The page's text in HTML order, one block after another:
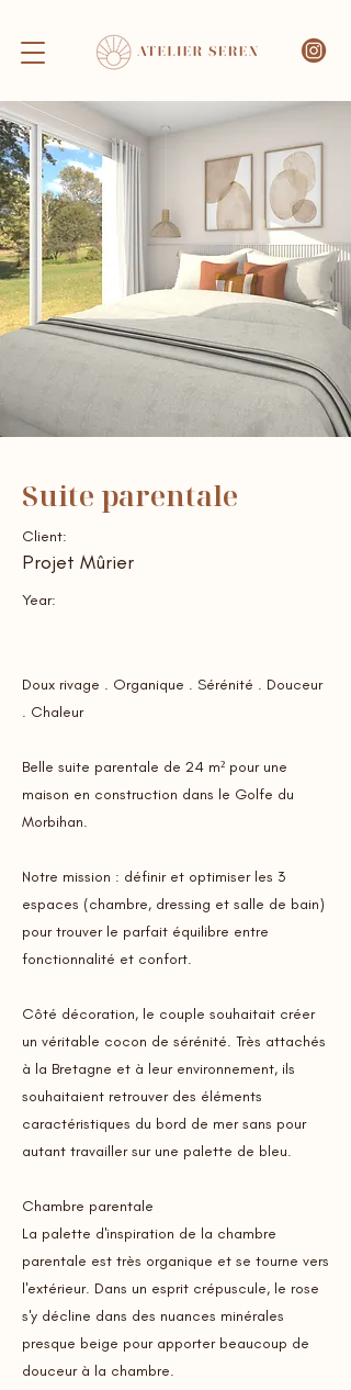
Suite parentale
Client:
Projet Mûrier
Year:
Doux rivage . Organique . Sérénité . Douceur
. Chaleur
Belle suite parentale de 24 m² pour une
maison en construction dans le Golfe du
Morbihan.
Notre mission : définir et optimiser les 3
espaces (chambre, dressing et salle de bain)
pour trouver le parfait équilibre entre
fonctionnalité et confort.
Côté décoration, le couple souhaitait créer
un véritable cocon de sérénité. Très attachés
à la Bretagne et à leur environnement, ils
souhaitaient retrouver des éléments
caractéristiques du bord de mer sans pour
autant travailler sur une palette de bleu.
Chambre parentale
La palette d'inspiration de la chambre
parentale est très organique et se tourne vers
l'extérieur. Dans un esprit crépuscule, le rose
s'y décline dans des nuances minérales
presque beige pour apporter beaucoup de
douceur à la chambre.